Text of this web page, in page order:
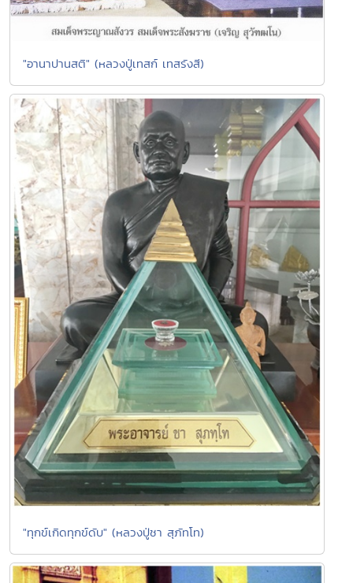
"อานาปานสติ" (หลวงปู่เทสก์ เทสรังสี)
"ทุกข์เกิดทุกข์ดับ" (หลวงปู่ชา สุภัทโท)